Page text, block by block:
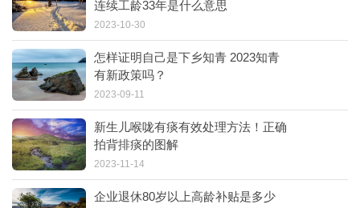
连续工龄33年是什么意思
2023-10-30
怎样证明自己是下乡知青 2023知青
有新政策吗？
2023-09-11
新生儿喉咙有痰有效处理方法！正确
拍背排痰的图解
2023-11-14
企业退休80岁以上高龄补贴是多少